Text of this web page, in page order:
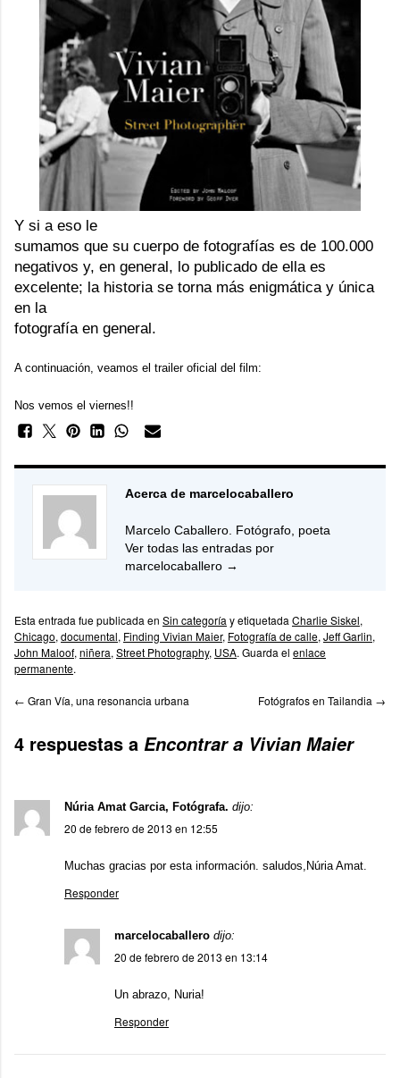
Y si a eso le
sumamos que su cuerpo de fotografías es de 100.000
negativos y, en general, lo publicado de ella es
excelente; la historia se torna más enigmática y única
en la
fotografía en general.
A continuación, veamos el trailer oficial del film:
Nos vemos el viernes!!
Acerca de marcelocaballero
Marcelo Caballero. Fotógrafo, poeta
Ver todas las entradas por
marcelocaballero →
Esta entrada fue publicada en Sin categoría y etiquetada Charlie Siskel,
Chicago, documental, Finding Vivian Maier, Fotografía de calle, Jeff Garlin,
John Maloof, niñera, Street Photography, USA. Guarda el enlace
permanente.
← Gran Vía, una resonancia urbana Fotógrafos en Tailandia →
4 respuestas a Encontrar a Vivian Maier
Núria Amat Garcia, Fotógrafa. dijo:
20 de febrero de 2013 en 12:55
Muchas gracias por esta información. saludos,Núria Amat.
Responder
marcelocaballero dijo:
20 de febrero de 2013 en 13:14
Un abrazo, Nuria!
Responder